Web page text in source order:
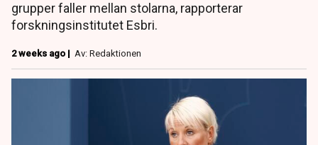
grupper faller mellan stolarna, rapporterar
forskningsinstitutet Esbri.
2 weeks ago | Av: Redaktionen